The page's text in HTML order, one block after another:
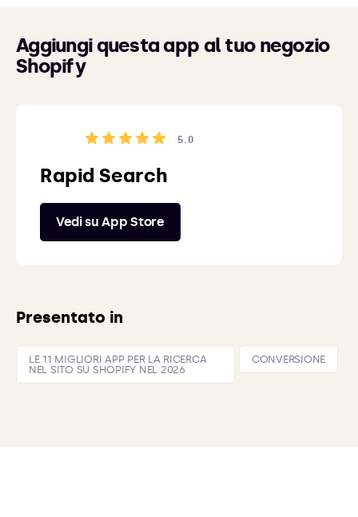
Aggiungi questa app al tuo negozio
Shopify
5.0
Rapid Search
Vedi su App Store
Presentato in
LE 11 MIGLIORI APP PER LA RICERCA
NEL SITO SU SHOPIFY NEL 2026
CONVERSIONE